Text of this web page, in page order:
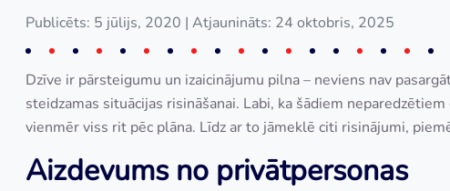
Publicēts: 5 jūlijs, 2020 | Atjaunināts: 24 oktobris, 2025
Dzīve ir pārsteigumu un izaicinājumu pilna – neviens nav
steidzamas situācijas risināšanai. Labi, ka šādiem
vienmēr viss rit pēc plāna. Līdz ar to jāmeklē citi risinājumi,
Aizdevums no privātpersonas